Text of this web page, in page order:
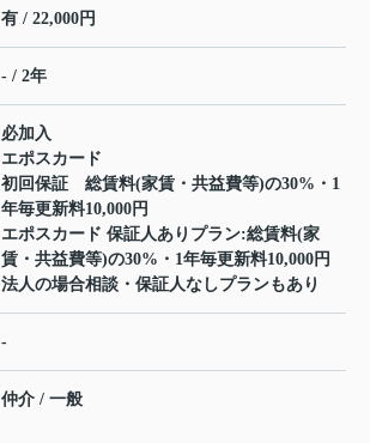
有 / 22,000円
- / 2年
必加入
エポスカード
初回保証 総賃料(家賃・共益費等)の30%・1
年毎更新料10,000円
エポスカード 保証人ありプラン:総賃料(家
賃・共益費等)の30%・1年毎更新料10,000円
法人の場合相談・保証人なしプランもあり
-
仲介 / 一般